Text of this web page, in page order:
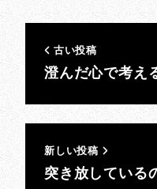
古い投稿
澄んだ心で考え
新しい投稿
突き放している